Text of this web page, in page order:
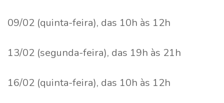
09/02 (quinta-feira), das 10h às 12h
13/02 (segunda-feira), das 19h às 21h
16/02 (quinta-feira), das 10h às 12h